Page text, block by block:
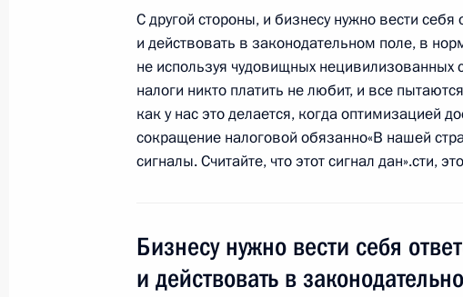
Разделы сайта
Президента
России
События
Структура
Видео и фото
Документы
Для СМИ
Подписаться
ресурсы
Президента России
Президент России
Текущий ресурс
Конституция России
символика
возраста
Кремлю
С другой стороны, и бизнесу нужно вести себя
и действовать в законодательном поле, в
не используя чудовищных нецивилизованных
налоги никто платить не любит, и все
как у нас это делается, когда оптимизацией
сокращение налоговой обязанно«В нашей
сигналы. Считайте, что этот сигнал дан».сти,
Бизнесу нужно вести себя
и действовать в